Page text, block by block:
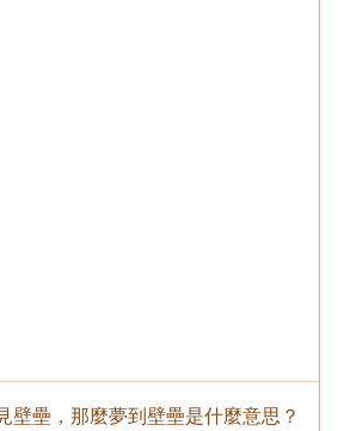
壁壘，那麼夢到壁壘是什麼意思？